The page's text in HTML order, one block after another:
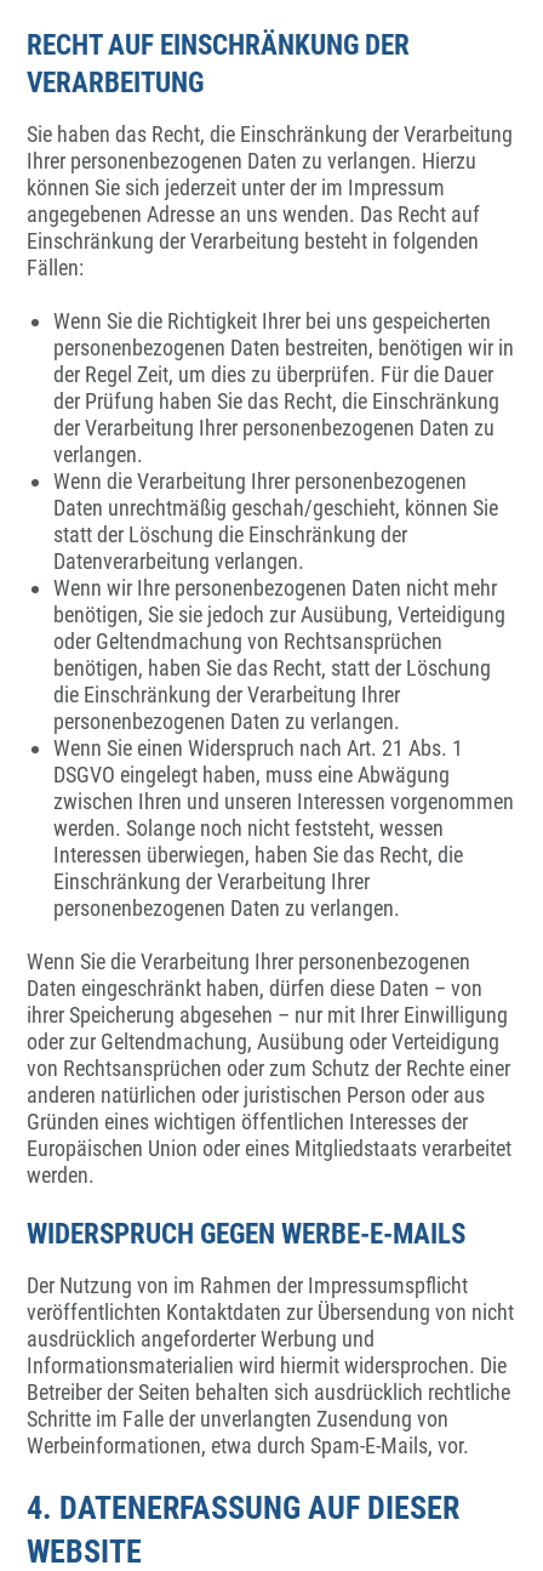
RECHT AUF EINSCHRÄNKUNG DER
VERARBEITUNG
Sie haben das Recht, die Einschränkung der Verarbeitung
Ihrer personenbezogenen Daten zu verlangen. Hierzu
können Sie sich jederzeit unter der im Impressum
angegebenen Adresse an uns wenden. Das Recht auf
Einschränkung der Verarbeitung besteht in folgenden
Fällen:
Wenn Sie die Richtigkeit Ihrer bei uns gespeicherten
personenbezogenen Daten bestreiten, benötigen wir in
der Regel Zeit, um dies zu überprüfen. Für die Dauer
der Prüfung haben Sie das Recht, die Einschränkung
der Verarbeitung Ihrer personenbezogenen Daten zu
verlangen.
Wenn die Verarbeitung Ihrer personenbezogenen
Daten unrechtmäßig geschah/geschieht, können Sie
statt der Löschung die Einschränkung der
Datenverarbeitung verlangen.
Wenn wir Ihre personenbezogenen Daten nicht mehr
benötigen, Sie sie jedoch zur Ausübung, Verteidigung
oder Geltendmachung von Rechtsansprüchen
benötigen, haben Sie das Recht, statt der Löschung
die Einschränkung der Verarbeitung Ihrer
personenbezogenen Daten zu verlangen.
Wenn Sie einen Widerspruch nach Art. 21 Abs. 1
DSGVO eingelegt haben, muss eine Abwägung
zwischen Ihren und unseren Interessen vorgenommen
werden. Solange noch nicht feststeht, wessen
Interessen überwiegen, haben Sie das Recht, die
Einschränkung der Verarbeitung Ihrer
personenbezogenen Daten zu verlangen.
Wenn Sie die Verarbeitung Ihrer personenbezogenen
Daten eingeschränkt haben, dürfen diese Daten – von
ihrer Speicherung abgesehen – nur mit Ihrer Einwilligung
oder zur Geltendmachung, Ausübung oder Verteidigung
von Rechtsansprüchen oder zum Schutz der Rechte einer
anderen natürlichen oder juristischen Person oder aus
Gründen eines wichtigen öffentlichen Interesses der
Europäischen Union oder eines Mitgliedstaats verarbeitet
werden.
WIDERSPRUCH GEGEN WERBE-E-MAILS
Der Nutzung von im Rahmen der Impressumspflicht
veröffentlichten Kontaktdaten zur Übersendung von nicht
ausdrücklich angeforderter Werbung und
Informationsmaterialien wird hiermit widersprochen. Die
Betreiber der Seiten behalten sich ausdrücklich rechtliche
Schritte im Falle der unverlangten Zusendung von
Werbeinformationen, etwa durch Spam-E-Mails, vor.
4. DATENERFASSUNG AUF DIESER
WEBSITE